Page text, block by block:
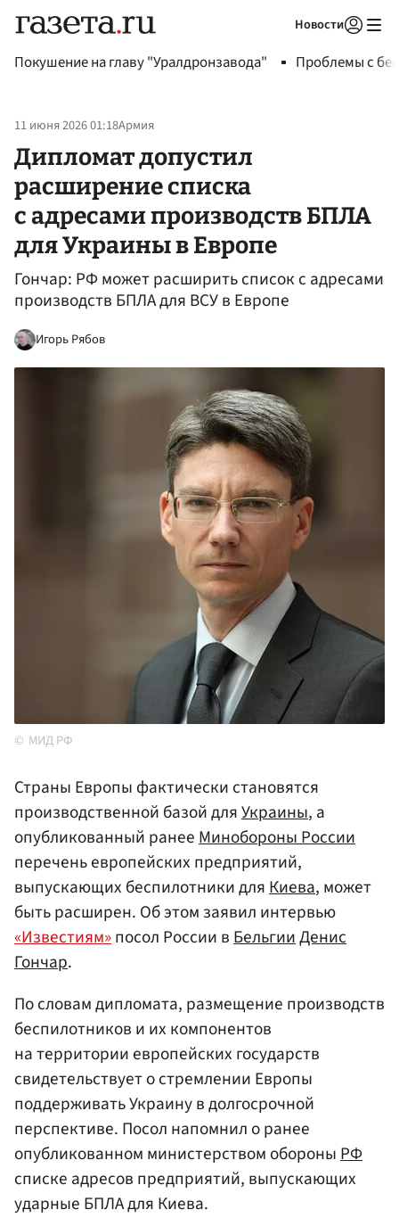
Новости
Покушение на главу "Уралдронзавода" Проблемы с
11 июня 2026 01:18Армия
Дипломат допустил
расширение списка
с адресами производств БПЛА
для Украины в Европе
Гончар: РФ может расширить список с адресами
производств БПЛА для ВСУ в Европе
Игорь Рябов
МИД РФ
Страны Европы фактически становятся
производственной базой дляУкраины, а
опубликованный ранееМинобороны России
перечень европейских предприятий,
выпускающих беспилотники дляКиева, может
быть расширен. Об этом заявил интервью
«Известиям»посол России вБельгииДенис
Гончар.
По словам дипломата, размещение производств
беспилотников и их компонентов
на территории европейских государств
свидетельствует о стремлении Европы
поддерживать Украину в долгосрочной
перспективе. Посол напомнил о ранее
опубликованном министерством обороныРФ
списке адресов предприятий, выпускающих
ударные БПЛА для Киева.